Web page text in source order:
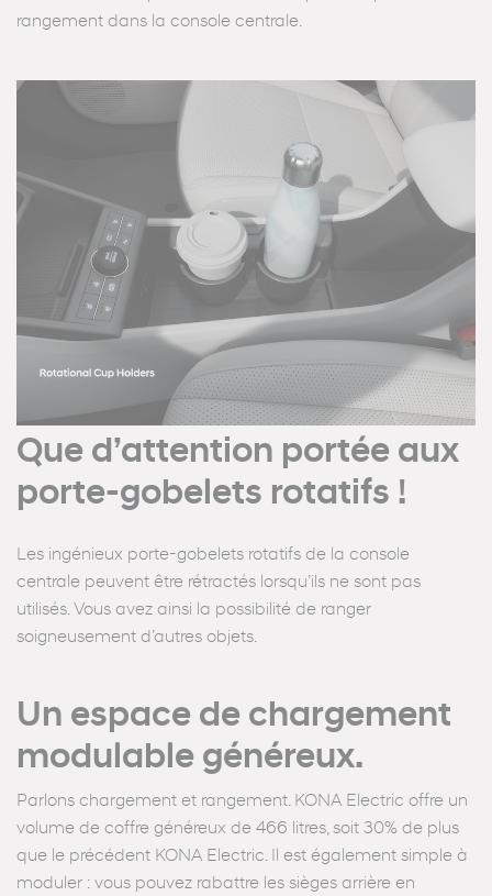
rangement dans la console centrale.
Que d’attention portée aux
porte-gobelets rotatifs !
Les ingénieux porte-gobelets rotatifs de la console
centrale peuvent être rétractés lorsqu’ils ne sont pas
utilisés. Vous avez ainsi la possibilité de ranger
soigneusement d’autres objets.
Un espace de chargement
modulable généreux.
Parlons chargement et rangement. KONA Electric offre un
volume de coffre généreux de 466 litres, soit 30% de plus
que le précédent KONA Electric. Il est également simple à
moduler : vous pouvez rabattre les sièges arrière en